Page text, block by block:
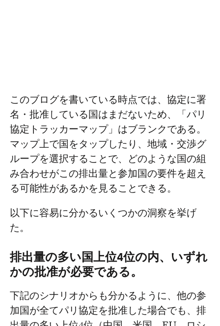
このブログを書いている時点では、協定に署
名・批准している国はまだないため、「パリ
協定トラッカーマップ」はブランクである。
マップ上で国をタップしたり、地域・交渉グ
ループを選択することで、どのような国の組
み合わせがこの排出量と参加国の要件を超え
る可能性があるかを見ることできる。
以下に容易に分かるいくつかの洞察を挙げ
た。
排出量の多い国上位4位の内、いずれ
かの批准が必要である。
下記のシナリオからも分かるように、他の参
加国が全てパリ協定を批准した場合でも、排